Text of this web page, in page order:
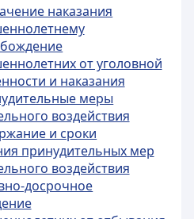
наказания
от уголовной
и наказания
меры
воздействия
и сроки
принудительных мер
воздействия
досрочное